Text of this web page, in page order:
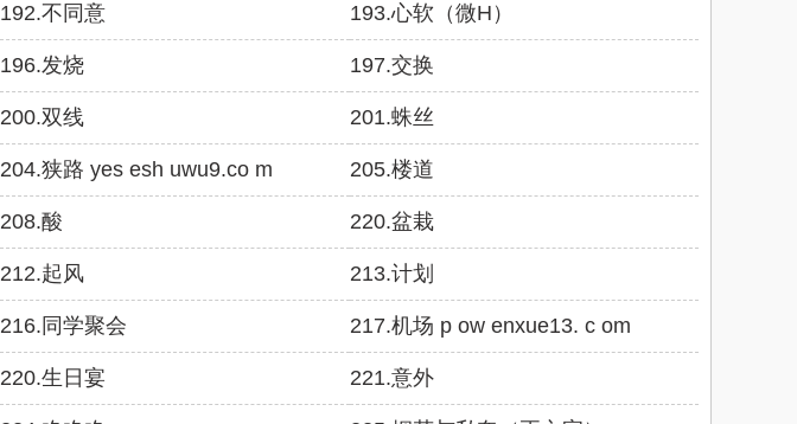
192.不同意 193.心软（微H）
196.发烧 197.交换
200.双线 201.蛛丝
204.狭路 yes esh uwu9.co m 205.楼道
208.酸 220.盆栽
212.起风 213.计划
216.同学聚会 217.机场 p ow enxue13. c om
220.生日宴 221.意外